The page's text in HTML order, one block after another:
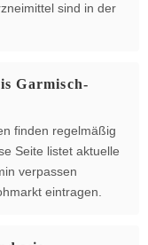
sind in der
Garmisch-
finden regelmäßig
Seite listet aktuelle
verpassen
eintragen.